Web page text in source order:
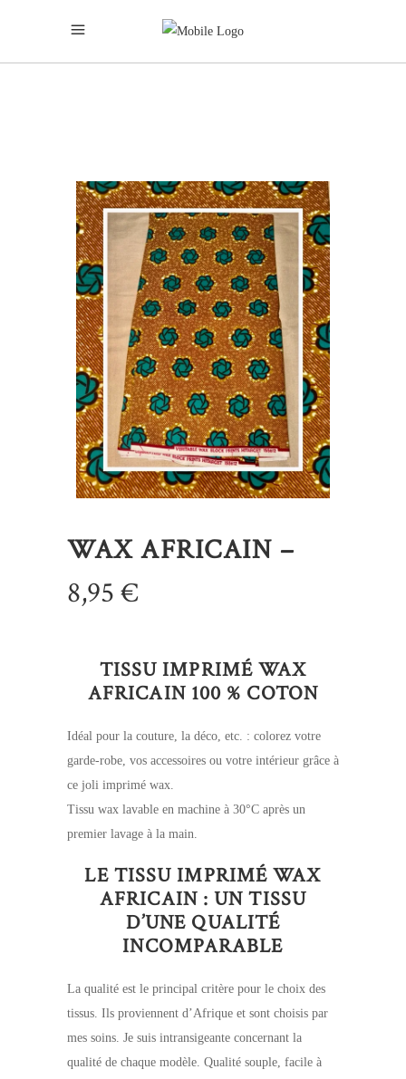
WAX AFRICAIN –
8,95€
TISSU IMPRIMÉ WAX
AFRICAIN 100 % COTON
Idéal pour la couture, la déco, etc. : colorez votre
garde-robe, vos accessoires ou votre intérieur grâce à
ce joli imprimé wax.
Tissu wax lavable en machine à 30°C après un
premier lavage à la main.
LE TISSU IMPRIMÉ WAX
AFRICAIN : UN TISSU
D’UNE QUALITÉ
INCOMPARABLE
La qualité est le principal critère pour le choix des
tissus. Ils proviennent d’Afrique et sont choisis par
mes soins. Je suis intransigeante concernant la
qualité de chaque modèle. Qualité souple, facile à